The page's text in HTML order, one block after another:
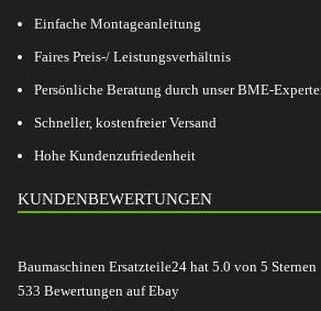
Einfache Montageanleitung
Faires Preis-/ Leistungsverhältnis
Persönliche Beratung durch unser BME-
Schneller, kostenfreier Versand
Hohe Kundenzufriedenheit
KUNDENBEWERTUNGEN
Baumaschinen Ersatzteile24 hat 5.0 von 5 Sternen
533 Bewertungen auf Ebay